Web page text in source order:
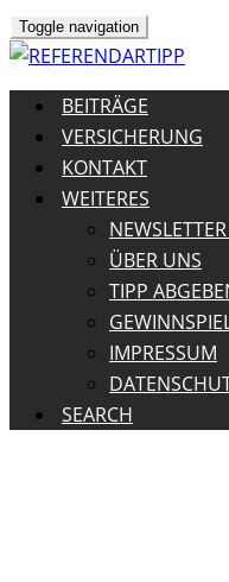
Toggle navigation
BEITRÄGE
VERSICHERUNG
KONTAKT
WEITERES
ÜBER UNS
TIPP
IMPRESSUM
SEARCH